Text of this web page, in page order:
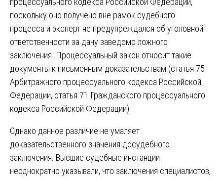
поскольку оно получено вне рамок судебного
процесса и эксперт не предупреждался об уголовной
ответственности за дачу заведомо ложного
заключения. Процессуальный закон относит такие
документы к письменным доказательствам (статья 75
Арбитражного процессуального кодекса Российской
Федерации, статья 71 Гражданского процессуального
кодекса Российской Федерации).
Однако данное различие не умаляет
доказательственного значения досудебного
заключения. Высшие судебные инстанции
неоднократно указывали, что заключения специалистов,